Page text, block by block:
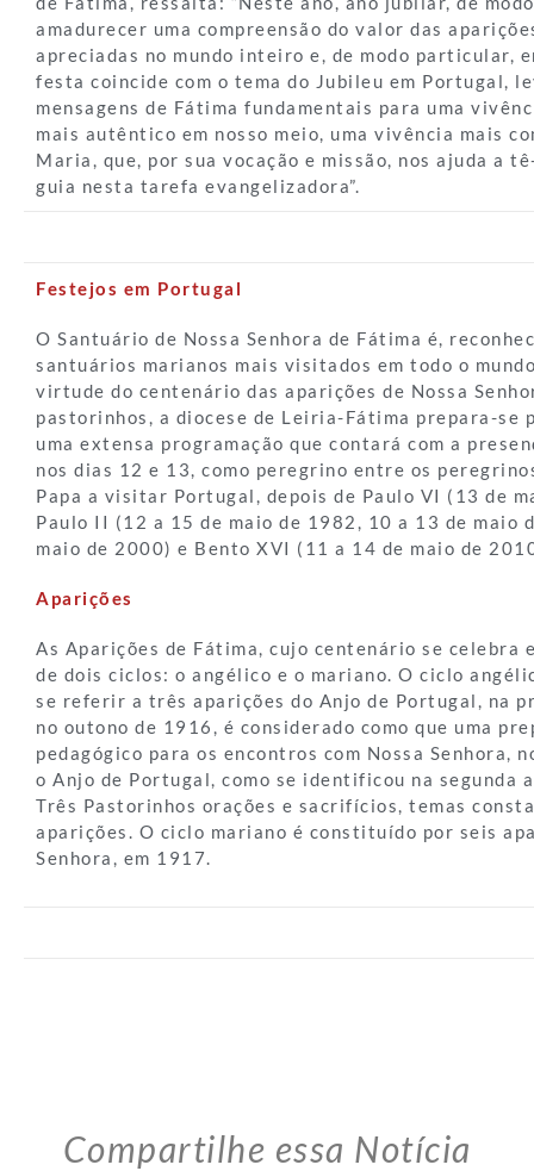
amadurecer uma compreensão do valor das
apreciadas no mundo inteiro e, de modo particular,
festa coincide com o tema do Jubileu em Portugal,
mensagens de Fátima fundamentais para uma
mais autêntico em nosso meio, uma vivência mais
Maria, que, por sua vocação e missão, nos ajuda a
guia nesta tarefa evangelizadora”.
Festejos em Portugal
O Santuário de Nossa Senhora de Fátima é,
santuários marianos mais visitados em todo o
virtude do centenário das aparições de Nossa
pastorinhos, a diocese de Leiria-Fátima prepara-se
uma extensa programação que contará com a
nos dias 12 e 13, como peregrino entre os
Papa a visitar Portugal, depois de Paulo VI (13 de
Paulo II (12 a 15 de maio de 1982, 10 a 13 de maio
maio de 2000) e Bento XVI (11 a 14 de maio de
Aparições
As Aparições de Fátima, cujo centenário se celebra
de dois ciclos: o angélico e o mariano. O ciclo
se referir a três aparições do Anjo de Portugal, na
no outono de 1916, é considerado como que uma
pedagógico para os encontros com Nossa Senhora,
o Anjo de Portugal, como se identificou na segunda
Três Pastorinhos orações e sacrifícios, temas
aparições. O ciclo mariano é constituído por seis
Senhora, em 1917.
Compartilhe essa Notícia